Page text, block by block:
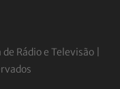
Rádio e Televisão |